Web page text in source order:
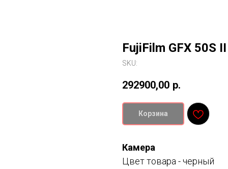
FujiFilm GFX 50S
SKU:
292900,00 р.
Корзина
Камера
Цвет товара - черный